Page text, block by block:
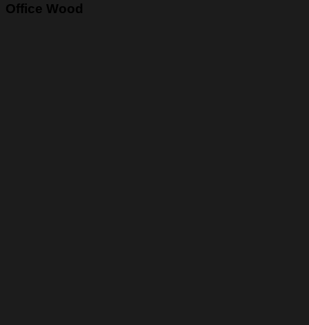
Office Wood